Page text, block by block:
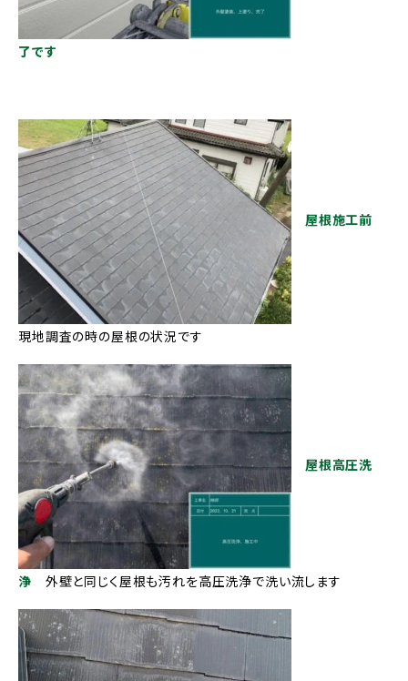
了です
屋根施工前
現地調査の時の屋根の状況です
屋根高圧洗
浄 外壁と同じく屋根も汚れを高圧洗浄で洗い流します